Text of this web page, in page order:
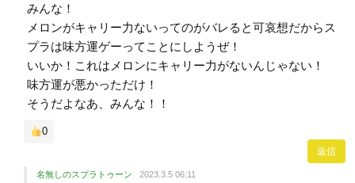
みんな！
メロンがキャリー力ないってのがバレると可哀想だからス
プラは味方運ゲーってことにしようぜ！
いいか！これはメロンにキャリー力がないんじゃない！
味方運が悪かっただけ！
そうだよなあ、みんな！！
0
返信
名無しのスプラトゥーン 2023.3.5 06:11